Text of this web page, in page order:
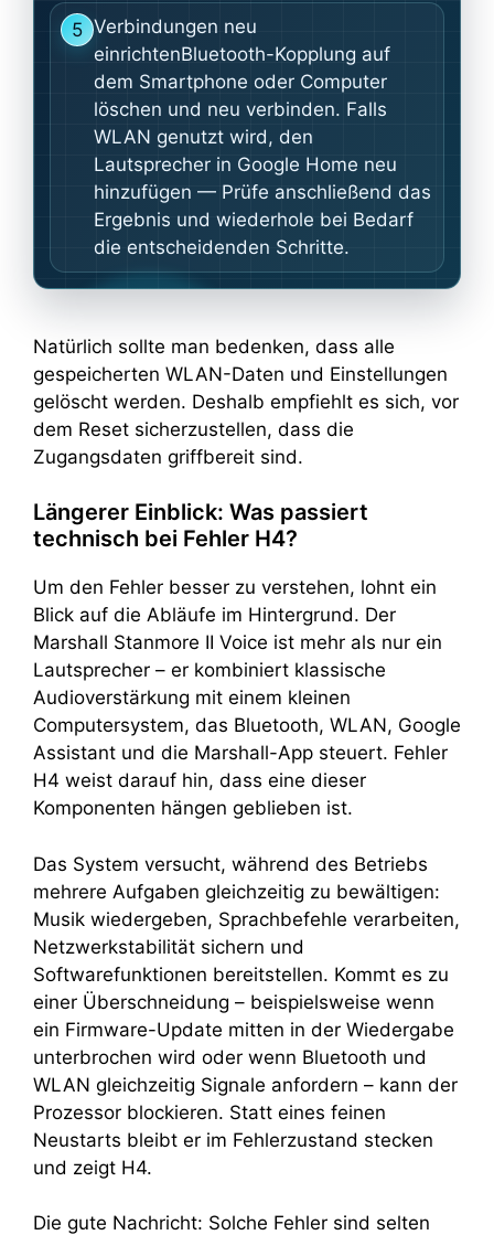
5 Verbindungen neu
einrichtenBluetooth-Kopplung auf
dem Smartphone oder Computer
löschen und neu verbinden. Falls
WLAN genutzt wird, den
Lautsprecher in Google Home neu
hinzufügen — Prüfe anschließend das
Ergebnis und wiederhole bei Bedarf
die entscheidenden Schritte.
Natürlich sollte man bedenken, dass alle
gespeicherten WLAN-Daten und Einstellungen
gelöscht werden. Deshalb empfiehlt es sich, vor
dem Reset sicherzustellen, dass die
Zugangsdaten griffbereit sind.
Längerer Einblick: Was passiert
technisch bei Fehler H4?
Um den Fehler besser zu verstehen, lohnt ein
Blick auf die Abläufe im Hintergrund. Der
Marshall Stanmore II Voice ist mehr als nur ein
Lautsprecher – er kombiniert klassische
Audioverstärkung mit einem kleinen
Computersystem, das Bluetooth, WLAN, Google
Assistant und die Marshall-App steuert. Fehler
H4 weist darauf hin, dass eine dieser
Komponenten hängen geblieben ist.
Das System versucht, während des Betriebs
mehrere Aufgaben gleichzeitig zu bewältigen:
Musik wiedergeben, Sprachbefehle verarbeiten,
Netzwerkstabilität sichern und
Softwarefunktionen bereitstellen. Kommt es zu
einer Überschneidung – beispielsweise wenn
ein Firmware-Update mitten in der Wiedergabe
unterbrochen wird oder wenn Bluetooth und
WLAN gleichzeitig Signale anfordern – kann der
Prozessor blockieren. Statt eines feinen
Neustarts bleibt er im Fehlerzustand stecken
und zeigt H4.
Die gute Nachricht: Solche Fehler sind selten